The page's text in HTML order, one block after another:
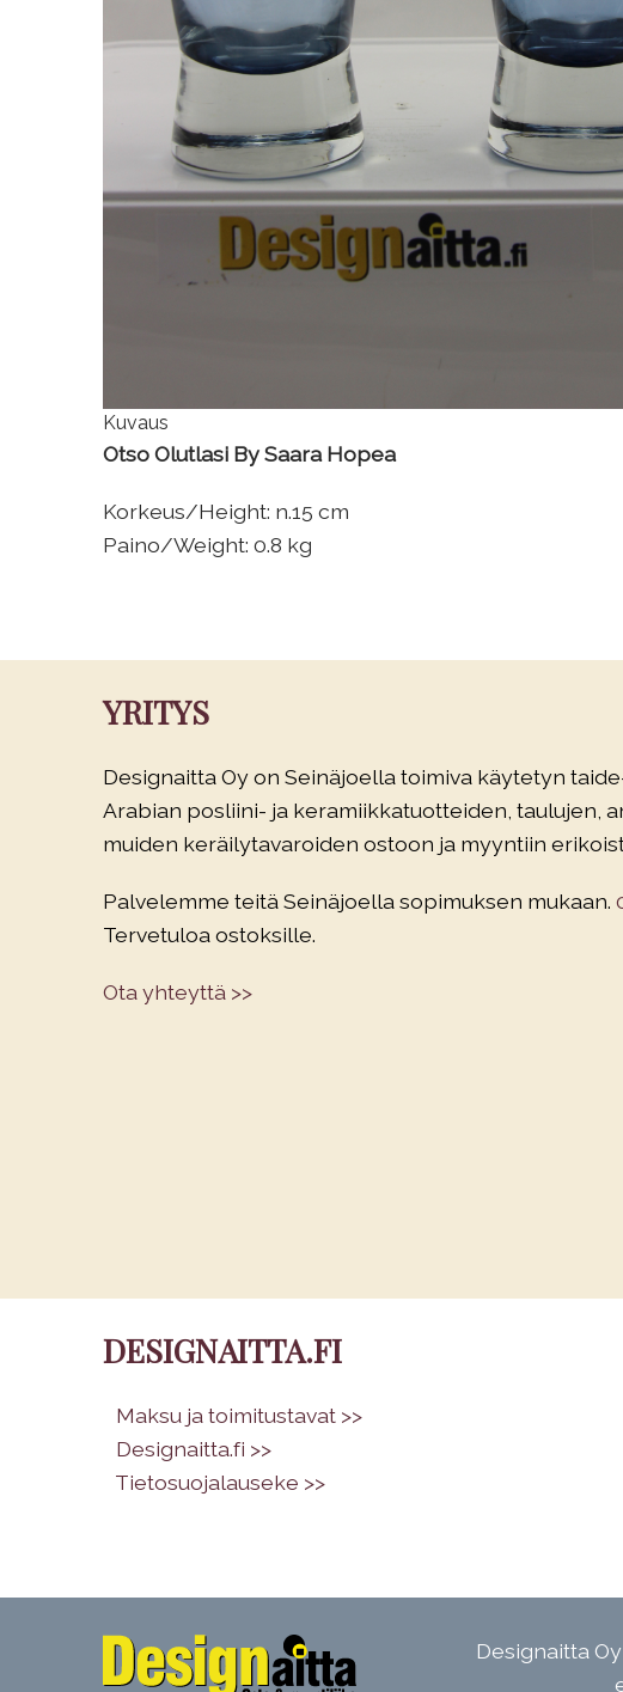
Kuvaus
Otso Olutlasi By Saara Hopea
Korkeus/Height: n.15 cm
Paino/Weight: 0.8 kg
YRITYS
Designaitta Oy on Seinäjoella toimiva käytetyn
Arabian posliini- ja keramiikkatuotteiden, taulujen,
muiden keräilytavaroiden ostoon ja myyntiin
Palvelemme teitä Seinäjoella sopimuksen mukaan.
Tervetuloa ostoksille.
Ota yhteyttä >>
DESIGNAITTA.FI
Maksu ja toimitustavat >>
Designaitta.fi >>
Tietosuojalauseke >>
Designaitta